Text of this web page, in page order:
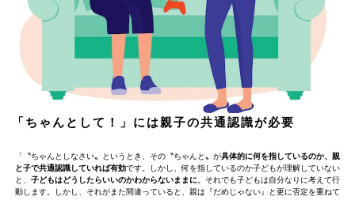
「ちゃんとして！」には親子の共通認識が必要
「〝ちゃんとしなさい〟というとき、その〝ちゃんと〟が具体的に何を指しているのか、親
と子で共通認識していれば有効です。しかし、何を指しているのか子どもが理解していない
と、 子どもはどうしたらいいのかわからないままに 。それでも子どもは自分なりに考えて行
動します。しかし、それがまた間違っていると、親は『だめじゃない』と更に否定を重ねて